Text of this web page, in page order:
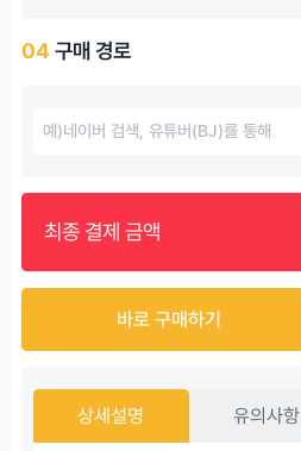
04 구매 경로
최종 결제 금액
바로 구매하기
상세설명 유의사항